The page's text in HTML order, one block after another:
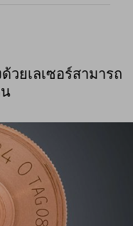
ยเลเซอร์สามารถ